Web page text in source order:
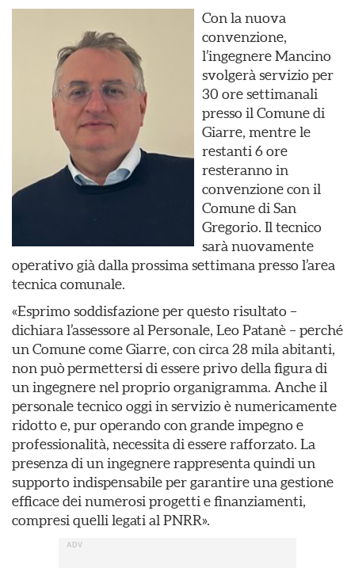
Con la nuova
convenzione,
l’ingegnere Mancino
svolgerà servizio per
30 ore settimanali
presso il Comune di
Giarre, mentre le
restanti 6 ore
resteranno in
convenzione con il
Comune di San
Gregorio. Il tecnico
sarà nuovamente
operativo già dalla prossima settimana presso l’area
tecnica comunale.
«Esprimo soddisfazione per questo risultato –
dichiara l’assessore al Personale, Leo Patanè – perché
un Comune come Giarre, con circa 28 mila abitanti,
non può permettersi di essere privo della figura di
un ingegnere nel proprio organigramma. Anche il
personale tecnico oggi in servizio è numericamente
ridotto e, pur operando con grande impegno e
professionalità, necessita di essere rafforzato. La
presenza di un ingegnere rappresenta quindi un
supporto indispensabile per garantire una gestione
efficace dei numerosi progetti e finanziamenti,
compresi quelli legati al PNRR».